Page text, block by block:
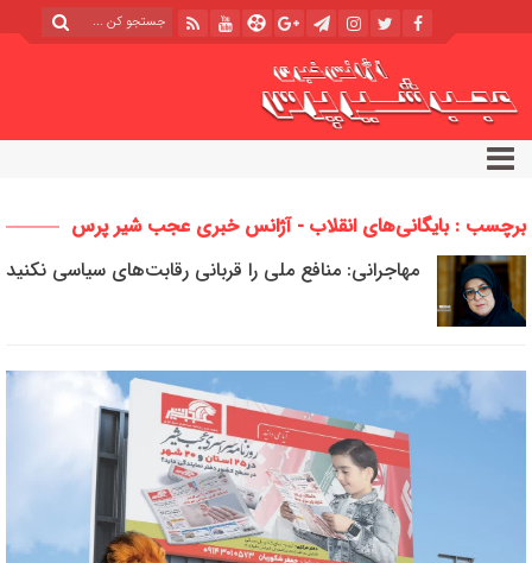
برچسب : بایگانی‌های انقلاب - آژانس خبری عجب شیر پرس
مهاجرانی: منافع ملی را قربانی رقابت‌های سیاسی نکنید